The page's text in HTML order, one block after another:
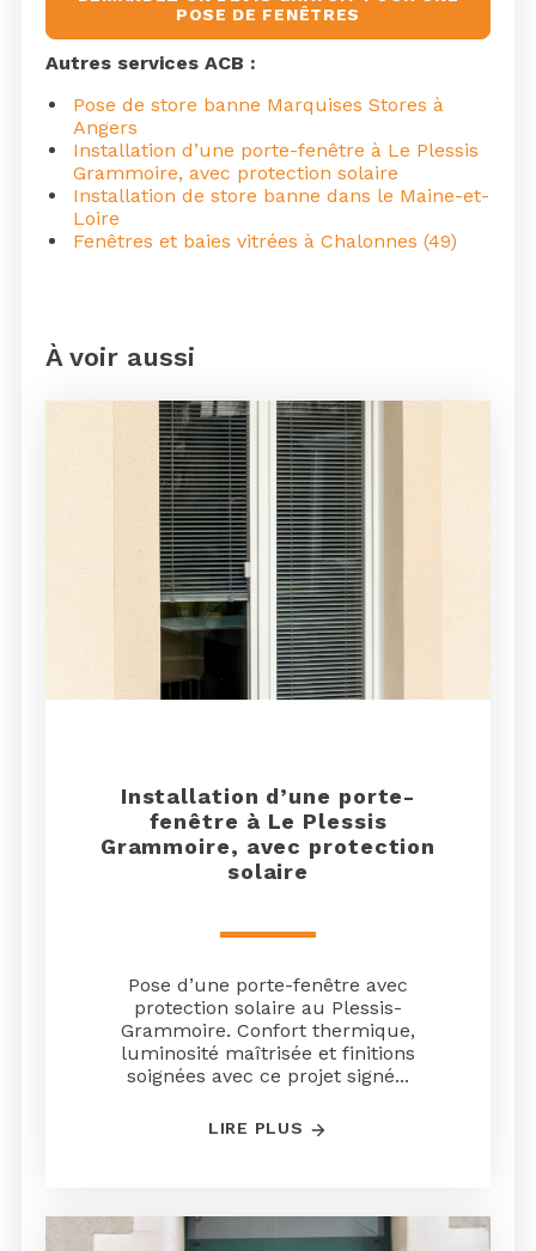
POSE DE FENÊTRES
Autres services ACB :
Pose de store banne Marquises Stores à
Angers
Installation d’une porte-fenêtre à Le Plessis
Grammoire, avec protection solaire
Installation de store banne dans le Maine-et-
Loire
Fenêtres et baies vitrées à Chalonnes (49)
À voir aussi
Installation d’une porte-
fenêtre à Le Plessis
Grammoire, avec protection
solaire
Pose d’une porte-fenêtre avec
protection solaire au Plessis-
Grammoire. Confort thermique,
luminosité maîtrisée et finitions
soignées avec ce projet signé...
LIRE PLUS